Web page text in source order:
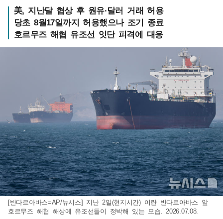
美, 지난달 협상 후 원유·달러 거래 허용
당초 8월17일까지 허용했으나 조기 종료
호르무즈 해협 유조선 잇단 피격에 대응
[반다르아바스=AP/뉴시스] 지난 2일(현지시간) 이란 반다르아바스 앞
호르무즈 해협 해상에 유조선들이 정박해 있는 모습. 2026.07.08.